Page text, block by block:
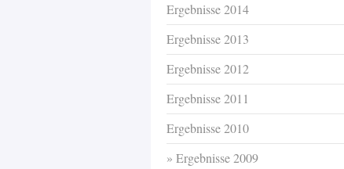
Ergebnisse 2014
Ergebnisse 2013
Ergebnisse 2012
Ergebnisse 2011
Ergebnisse 2010
Ergebnisse 2009